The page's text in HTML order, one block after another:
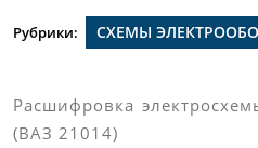
Рубрики: СХЕМЫ
Расшифровка
(ВАЗ 21014)